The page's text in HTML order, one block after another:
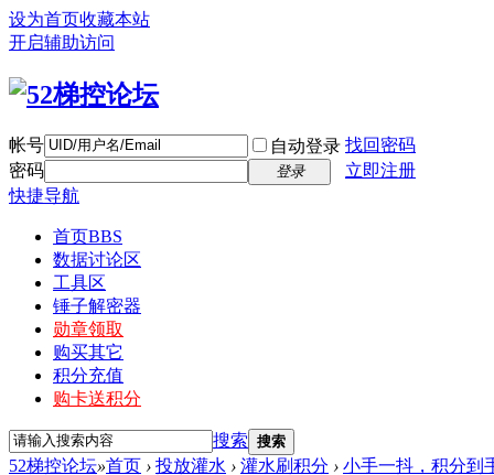
设为首页收藏本站
开启辅助访问
帐号 自动登录 找回密码
密码
登录
立即注册
快捷导航
首页BBS
数据讨论区
工具区
锤子解密器
勋章领取
购买其它
积分充值
购卡送积分
搜索 搜索
52梯控论坛»首页 › 投放灌水 › 灌水刷积分 › 小手一抖，积分到